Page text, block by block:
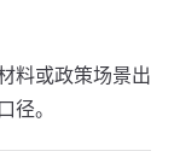
料或政策场景出
径。